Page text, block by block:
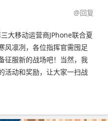
@回复
大移动运营商JPhone联合夏
风凛冽，各位指挥官需囤足
征服新的战场吧！当然，我
活动和奖励，让大家一扫战